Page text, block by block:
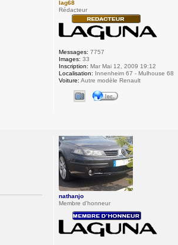
lag68
Rédacteur
Messages: 7757
Images: 33
Inscription: Mar Mai 12, 2009 19:12
Localisation: Innenheim 67 - Mulhouse 68
Voiture: Autre modèle Renault
nathanjo
Membre d'honneur